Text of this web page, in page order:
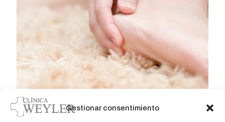
Gestionar consentimiento